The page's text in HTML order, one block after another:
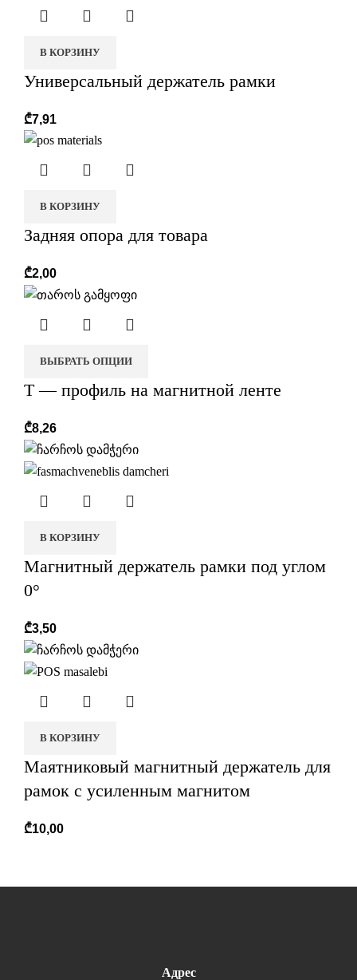
В КОРЗИНУ
Универсальный держатель рамки
₾7,91
В КОРЗИНУ
Задняя опора для товара
₾2,00
ВЫБРАТЬ ОПЦИИ
T — профиль на магнитной ленте
₾8,26
В КОРЗИНУ
Магнитный держатель рамки под углом
0°
₾3,50
В КОРЗИНУ
Маятниковый магнитный держатель для
рамок с усиленным магнитом
₾10,00
Адрес